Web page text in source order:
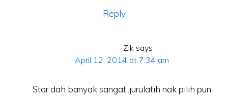
Reply
Zik says
April 12, 2014 at 7:34 am
Star dah banyak sangat..jurulatih nak pilih pun